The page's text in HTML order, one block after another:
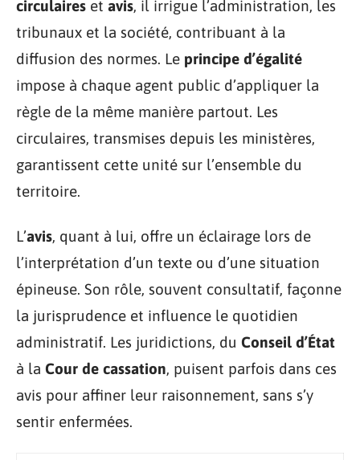
circulaires et avis, il irrigue l’administration, les
tribunaux et la société, contribuant à la
diffusion des normes. Le principe d’égalité
impose à chaque agent public d’appliquer la
règle de la même manière partout. Les
circulaires, transmises depuis les ministères,
garantissent cette unité sur l’ensemble du
territoire.
L’avis, quant à lui, offre un éclairage lors de
l’interprétation d’un texte ou d’une situation
épineuse. Son rôle, souvent consultatif, façonne
la jurisprudence et influence le quotidien
administratif. Les juridictions, du Conseil d’État
à la Cour de cassation, puisent parfois dans ces
avis pour affiner leur raisonnement, sans s’y
sentir enfermées.